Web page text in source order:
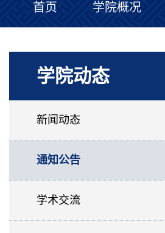
首页 学院概况
学院动态
新闻动态
通知公告
学术交流